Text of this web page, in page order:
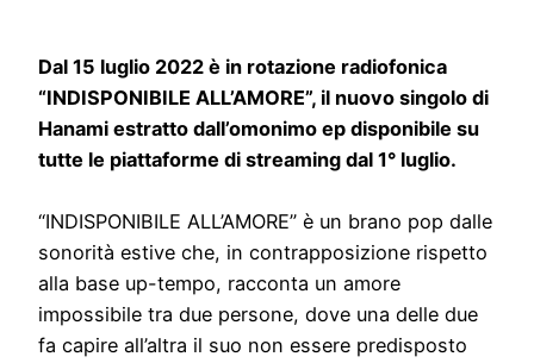
Dal 15 luglio 2022 è in rotazione radiofonica
“INDISPONIBILE ALL’AMORE”, il nuovo singolo di
Hanami estratto dall’omonimo ep disponibile su
tutte le piattaforme di streaming dal 1° luglio.
“INDISPONIBILE ALL’AMORE” è un brano pop dalle
sonorità estive che, in contrapposizione rispetto
alla base up-tempo, racconta un amore
impossibile tra due persone, dove una delle due
fa capire all’altra il suo non essere predisposto